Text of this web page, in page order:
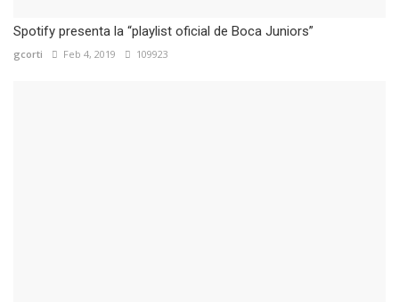
Spotify presenta la “playlist oficial de Boca Juniors”
gcorti Feb 4, 2019 109923